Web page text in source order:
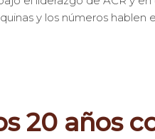
y los números hablen
20 años